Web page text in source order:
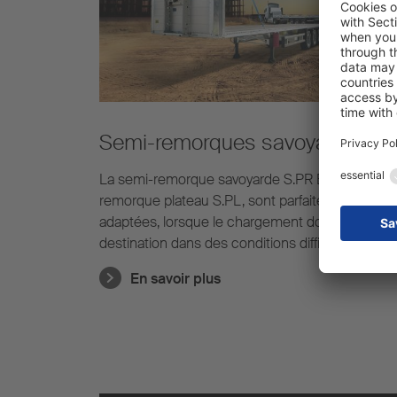
Semi-remorques savoyarde /
plateau
La semi-remorque savoyarde S.PR BAU et la
remorque plateau S.PL, sont parfaitement
adaptées, lorsque le chargement doit arriver à
destination dans des conditions difficiles.
En savoir plus